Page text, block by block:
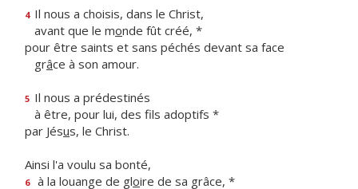
4 Il nous a choisis, dans le Christ,
avant que le monde fût créé, *
pour être saints et sans péchés devant sa face
grâce à son amour.
5 Il nous a prédestinés
à être, pour lui, des fls adoptifs *
par Jésus, le Christ.
Ainsi l'a voulu sa bonté,
6 à la louange de gloire de sa grâce, *